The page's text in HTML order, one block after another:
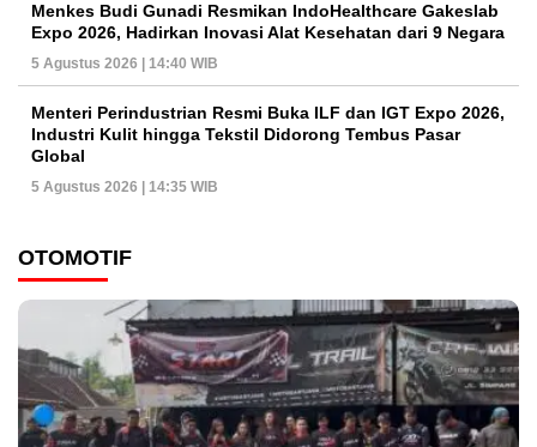
Menkes Budi Gunadi Resmikan IndoHealthcare Gakeslab
Expo 2026, Hadirkan Inovasi Alat Kesehatan dari 9 Negara
5 Agustus 2026 | 14:40 WIB
Menteri Perindustrian Resmi Buka ILF dan IGT Expo 2026,
Industri Kulit hingga Tekstil Didorong Tembus Pasar
Global
5 Agustus 2026 | 14:35 WIB
OTOMOTIF